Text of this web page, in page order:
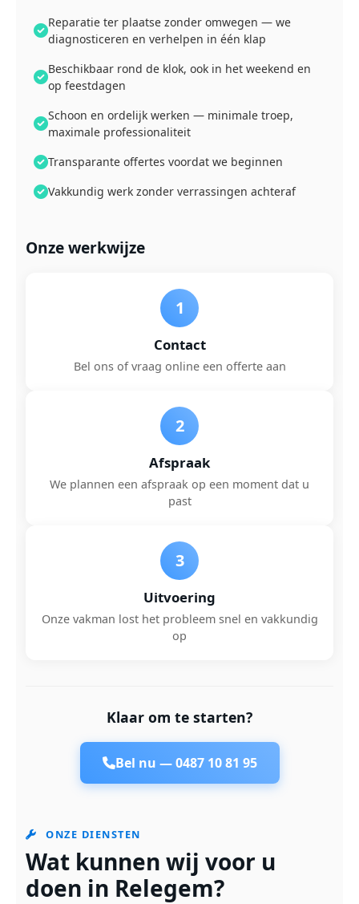
Reparatie ter plaatse zonder omwegen — we
diagnosticeren en verhelpen in één klap
Beschikbaar rond de klok, ook in het weekend en
op feestdagen
Schoon en ordelijk werken — minimale troep,
maximale professionaliteit
Transparante offertes voordat we beginnen
Vakkundig werk zonder verrassingen achteraf
Onze werkwijze
1
Contact
Bel ons of vraag online een offerte aan
2
Afspraak
We plannen een afspraak op een moment dat u
past
3
Uitvoering
Onze vakman lost het probleem snel en vakkundig
op
Klaar om te starten?
Bel nu —0487 10 81 95
ONZE DIENSTEN
Wat kunnen wij voor u
doen in Relegem?